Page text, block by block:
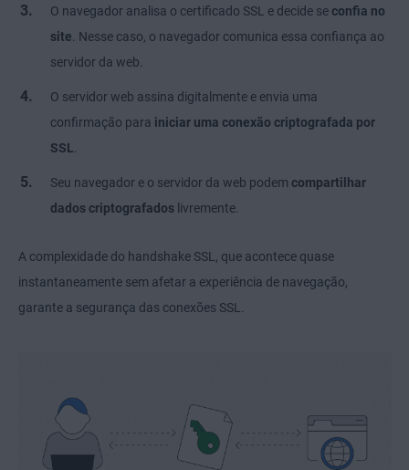
O navegador analisa o certificado SSL e decide se confia no
site. Nesse caso, o navegador comunica essa confiança ao
servidor da web.
O servidor web assina digitalmente e envia uma
confirmação para iniciar uma conexão criptografada por
SSL.
Seu navegador e o servidor da web podem compartilhar
dados criptografados livremente.
A complexidade do handshake SSL, que acontece quase
instantaneamente sem afetar a experiência de navegação,
garante a segurança das conexões SSL.